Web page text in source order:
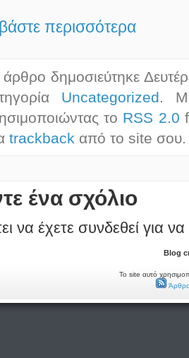
περισσότερα
δημοσιεύτηκε
Uncategorized .
το RSS 2.0
trackback από το site σου.
ένα σχόλιο
να έχετε συνδεθεί για
Blog
Το site αυτό